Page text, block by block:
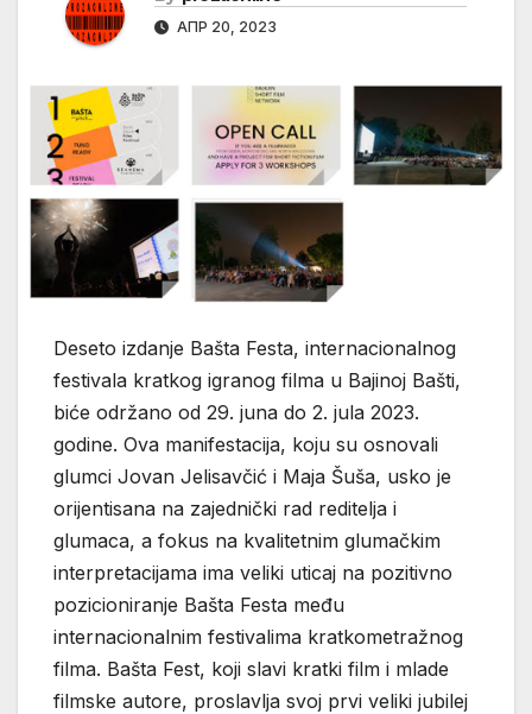
АПР 20, 2023
Deseto izdanje Bašta Festa, internacionalnog
festivala kratkog igranog filma u Bajinoj Bašti,
biće održano od 29. juna do 2. jula 2023.
godine. Ova manifestacija, koju su osnovali
glumci Jovan Jelisavčić i Maja Šuša, usko je
orijentisana na zajednički rad reditelja i
glumaca, a fokus na kvalitetnim glumačkim
interpretacijama ima veliki uticaj na pozitivno
pozicioniranje Bašta Festa među
internacionalnim festivalima kratkometražnog
filma. Bašta Fest, koji slavi kratki film i mlade
filmske autore, proslavlja svoj prvi veliki jubilej